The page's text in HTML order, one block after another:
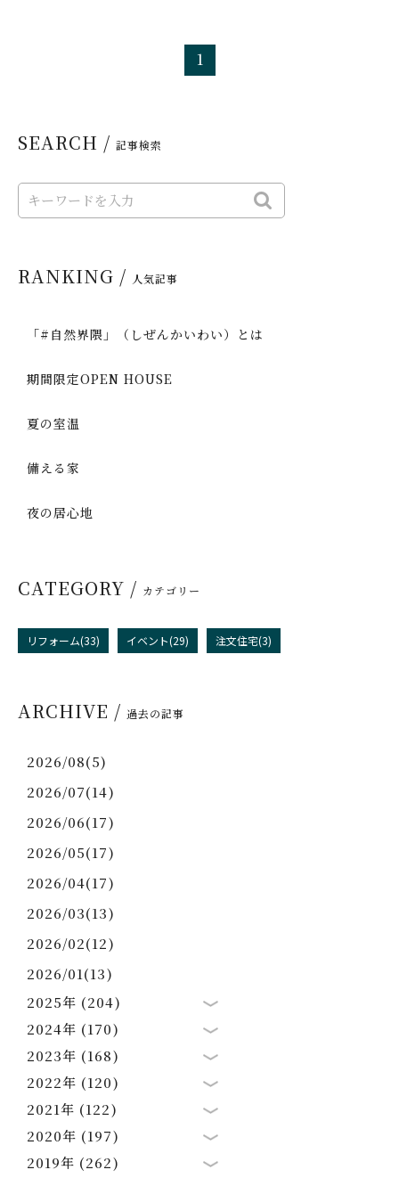
1
SEARCH / 記事検索
RANKING / 人気記事
「#自然界隈」（しぜんかいわい）とは
期間限定OPEN HOUSE
夏の室温
備える家
夜の居心地
CATEGORY / カテゴリー
リフォーム(33) イベント(29) 注文住宅(3)
ARCHIVE / 過去の記事
2026/08(5)
2026/07(14)
2026/06(17)
2026/05(17)
2026/04(17)
2026/03(13)
2026/02(12)
2026/01(13)
2025年 (204)
2024年 (170)
2023年 (168)
2022年 (120)
2021年 (122)
2020年 (197)
2019年 (262)